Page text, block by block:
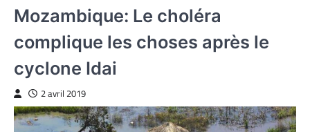
Mozambique: Le choléra
complique les choses après le
cyclone Idai
2 avril 2019